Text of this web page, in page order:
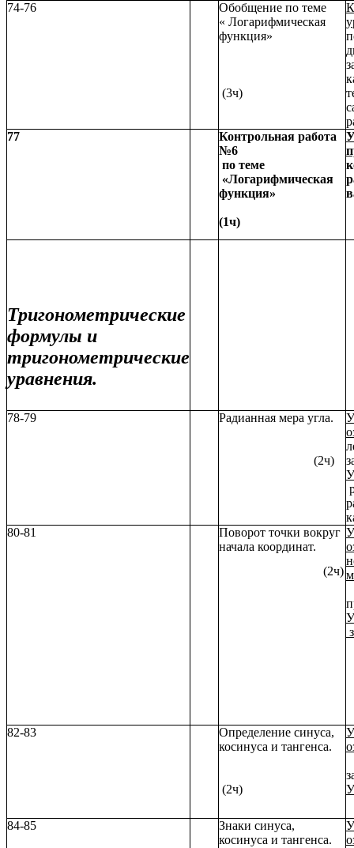
74-76
Обобщение по теме
« Логарифмическая
функция»
(3ч)
77
Контрольная работа
№6
по теме
«Логарифмическая
функция»
(1ч)
Тригонометрические
формулы и
тригонометрические
уравнения.
78-79 Радианная мера угла.
(2ч)
80-81
Поворот точки вокруг
начала координат.
(2ч)
82-83
Определение синуса,
косинуса и тангенса.
(2ч)
84-85
Знаки синуса,
косинуса и тангенса.